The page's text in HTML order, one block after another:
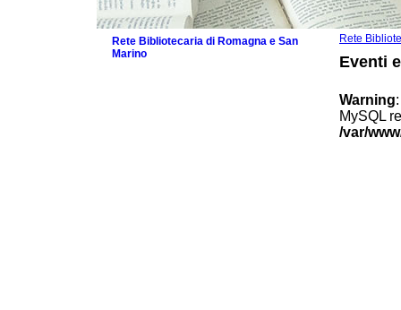
Rete
Eventi
Warning
MySQL
/var/
Rete Bibliotecaria di Romagna e San
Marino